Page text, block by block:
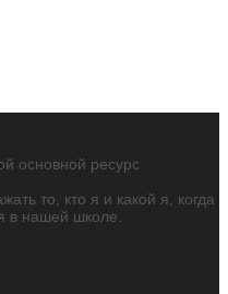
основной ресурс
то, кто я и какой я, когда
в нашей школе.